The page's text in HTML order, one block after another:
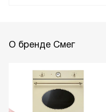
О бренде Смег